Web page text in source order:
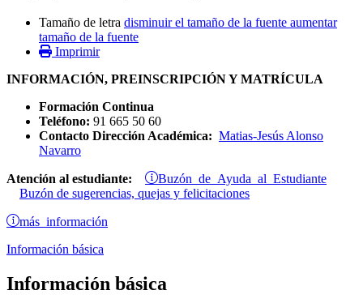
Tamaño de letra disminuir el tamaño de la fuente aumentar
tamaño de la fuente
Imprimir
INFORMACIÓN, PREINSCRIPCIÓN Y MATRÍCULA
Formación Continua
Teléfono: 91 665 50 60
Contacto Dirección Académica: Matias-Jesús Alonso
Navarro
Atención al estudiante: Buzón de Ayuda al Estudiante
Buzón de sugerencias, quejas y felicitaciones
más información
Información básica
Información básica